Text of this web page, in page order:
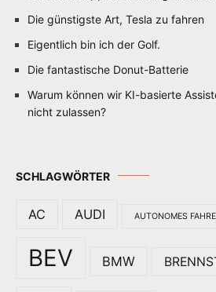
Die günstigste Art, Tesla zu fahren
Eigentlich bin ich der Golf.
Die fantastische Donut-Batterie
Warum können wir KI-basierte
nicht zulassen?
SCHLAGWÖRTER
AC AUDI AUTONOMES
BEV BMW